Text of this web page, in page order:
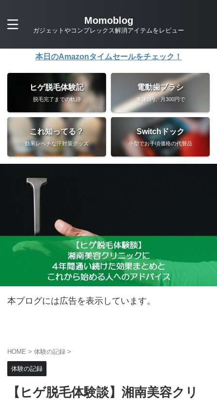
Momoblog
ガジェットやコンプレックス解消アイテムをレビュー
本日のAmazonタイムセールをチェック！
ヒゲ脱毛体験記
脱毛完了までの軌跡
電動歯ブラシ
本体0円、月300円で
これ知ってる？
効果レベチな汗対策グッズ
Switchドック
小型でお手頃価格の代替品
本ブログには広告を表示しています。
HOME > 体験の記録 >
体験の記録
【ヒゲ脱毛体験談】湘南美容クリ